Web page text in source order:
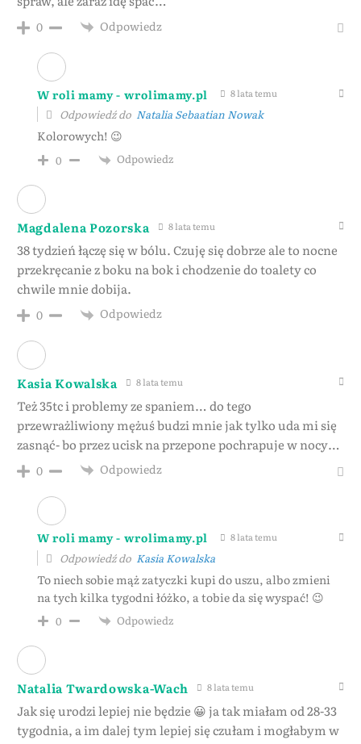
0 Odpowiedz
W roli mamy - wrolimamy.pl 8 lata temu
Odpowiedź do Natalia Sebaatian Nowak
Kolorowych! 😉
0 Odpowiedz
Magdalena Pozorska 8 lata temu
38 tydzień łączę się w bólu. Czuję się dobrze ale to nocne
przekręcanie z boku na bok i chodzenie do toalety co
chwile mnie dobija.
0 Odpowiedz
Kasia Kowalska 8 lata temu
Też 35tc i problemy ze spaniem… do tego
przewrażliwiony mężuś budzi mnie jak tylko uda mi się
zasnąć- bo przez ucisk na przepone pochrapuje w nocy…
0 Odpowiedz
W roli mamy - wrolimamy.pl 8 lata temu
Odpowiedź do Kasia Kowalska
To niech sobie mąż zatyczki kupi do uszu, albo zmieni
na tych kilka tygodni łóżko, a tobie da się wyspać! 😉
0 Odpowiedz
Natalia Twardowska-Wach 8 lata temu
Jak się urodzi lepiej nie będzie 😀 ja tak miałam od 28-33
tygodnia, a im dalej tym lepiej się czułam i mogłabym w